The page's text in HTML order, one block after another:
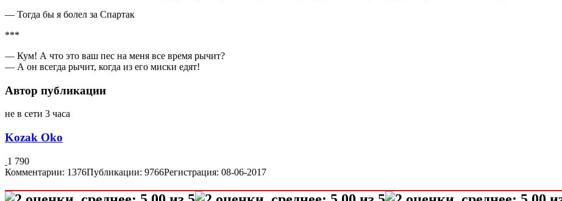
— Тогда бы я болел за Спартак
***
— Кум! А что это ваш пес на меня все время рычит?
— А он всегда рычит, когда из его миски едят!
Автор публикации
не в сети 3 часа
Kozak Oko
1 790
Комментарии: 1376Публикации: 9766Регистрация: 08-06-2017